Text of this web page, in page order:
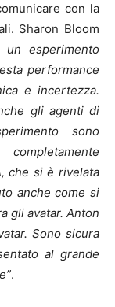
con la
Sharon Bloom
un esperimento
performance
e incertezza.
gli agenti di
sono
che si è rivelata
anche come si
gli avatar. Anton
Sono sicura
al grande
.